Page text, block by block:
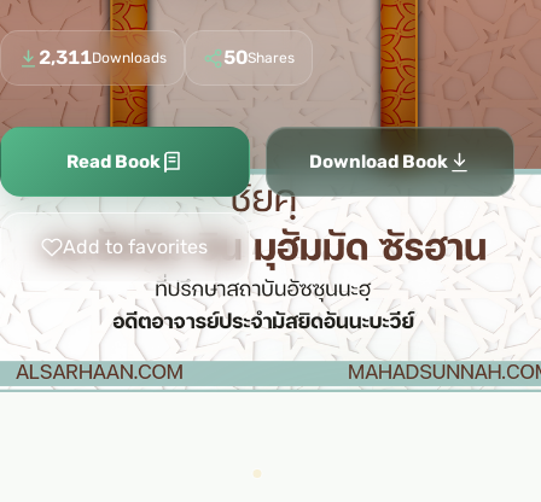
2,311Downloads 50Shares
Read Book Download Book
Add to favorites